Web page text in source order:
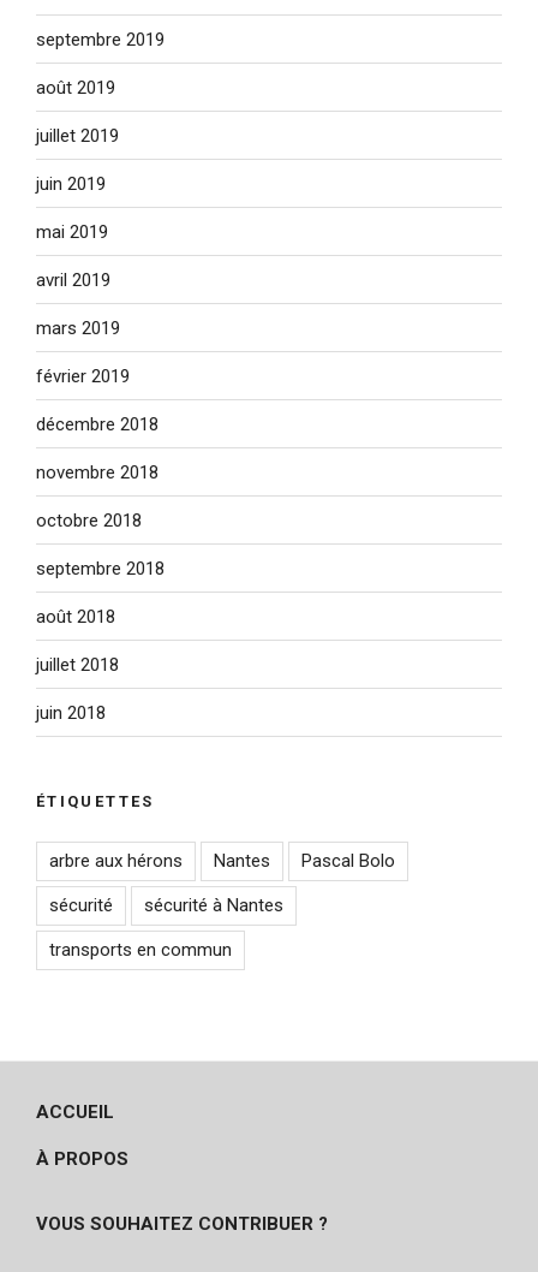
septembre 2019
août 2019
juillet 2019
juin 2019
mai 2019
avril 2019
mars 2019
février 2019
décembre 2018
novembre 2018
octobre 2018
septembre 2018
août 2018
juillet 2018
juin 2018
ÉTIQUETTES
arbre aux hérons Nantes Pascal Bolo
sécurité sécurité à Nantes
transports en commun
ACCUEIL
À PROPOS
VOUS SOUHAITEZ CONTRIBUER ?